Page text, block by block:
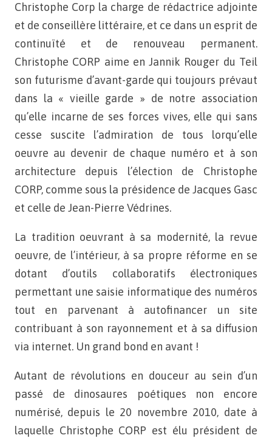
Christophe Corp la charge de rédactrice adjointe
et de conseillère littéraire, et ce dans un esprit de
continuïté et de renouveau permanent.
Christophe CORP aime en Jannik Rouger du Teil
son futurisme d’avant-garde qui toujours prévaut
dans la « vieille garde » de notre association
qu’elle incarne de ses forces vives, elle qui sans
cesse suscite l’admiration de tous lorqu’elle
oeuvre au devenir de chaque numéro et à son
architecture depuis l’élection de Christophe
CORP, comme sous la présidence de Jacques Gasc
et celle de Jean-Pierre Védrines.
La tradition oeuvrant à sa modernité, la revue
oeuvre, de l’intérieur, à sa propre réforme en se
dotant d’outils collaboratifs électroniques
permettant une saisie informatique des numéros
tout en parvenant à autofinancer un site
contribuant à son rayonnement et à sa diffusion
via internet. Un grand bond en avant !
Autant de révolutions en douceur au sein d’un
passé de dinosaures poétiques non encore
numérisé, depuis le 20 novembre 2010, date à
laquelle Christophe CORP est élu président de